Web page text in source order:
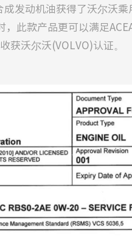
发动机油获得了沃尔沃乘
，此款产品更可以满足
获沃尔沃(VOLVO)认证。